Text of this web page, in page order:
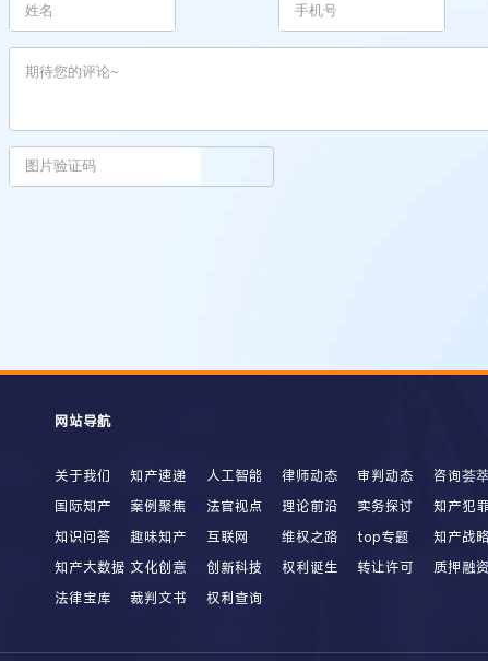
网站导航
关于我们 知产速递 人工智能 律师动态 审判动态
咨询荟
国际知产
案例聚焦 法官视点 理论前沿 实务探讨
知产犯
知识问答
趣味知产 互联网 维权之路 top专题
知产战略
知产大数据 文化创意 创新科技 权利诞生 转让许可
质押融资
法律宝库
裁判文书 权利查询